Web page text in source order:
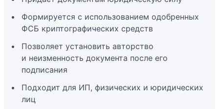
Формируется с использованием одобренных
ФСБ криптографических средств
Позволяет установить авторство
и неизменность документа после его
подписания
Подходит для ИП, физических и юридических
лиц